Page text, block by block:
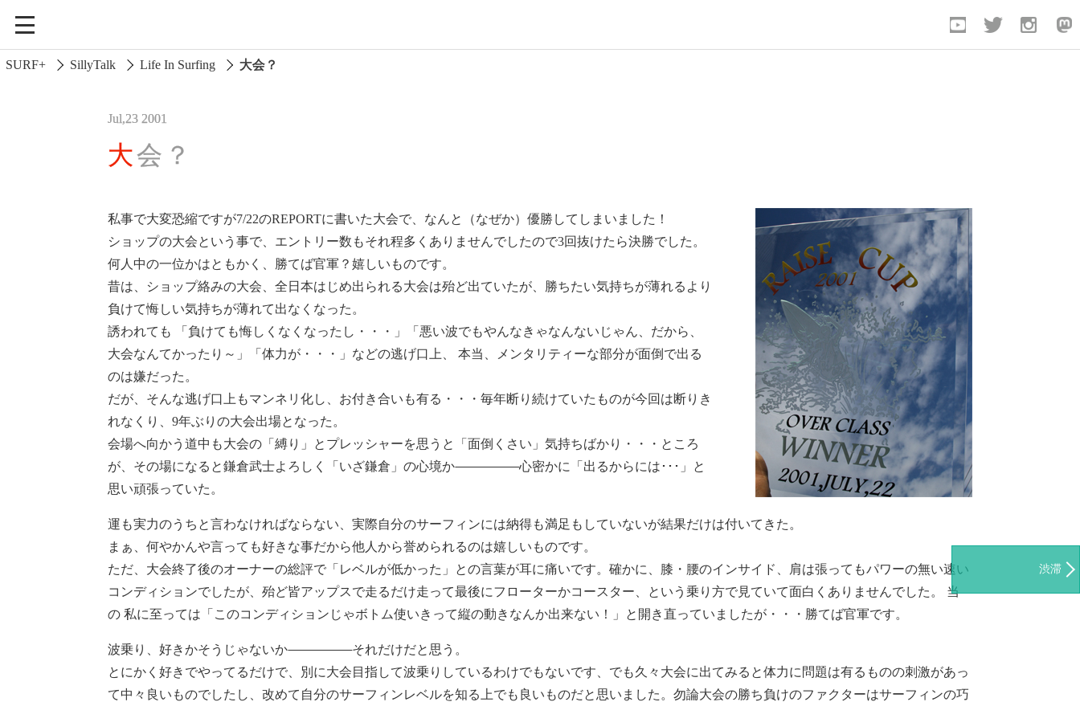
Current Affairs
Life In Surfing
SURF+ SillyTalk Life In Surfing 大会？
Jul,23 2001
大会？
私事で大変恐縮ですが7/22のREPORTに書いた大会で、なんと（なぜか）優勝してしまいました！
ショップの大会という事で、エントリー数もそれ程多くありませんでしたので3回抜けたら決勝でした。
何人中の一位かはともかく、勝てば官軍？嬉しいものです。
昔は、ショップ絡みの大会、全日本はじめ出られる大会は殆ど出ていたが、勝ちたい気持ちが薄れるより
負けて悔しい気持ちが薄れて出なくなった。
誘われても 「負けても悔しくなくなったし・・・」「悪い波でもやんなきゃなんないじゃん、だから、
大会なんてかったり～」「体力が・・・」などの逃げ口上、 本当、メンタリティーな部分が面倒で出る
のは嫌だった。
だが、そんな逃げ口上もマンネリ化し、お付き合いも有る・・・毎年断り続けていたものが今回は断りき
れなくり、9年ぶりの大会出場となった。
会場へ向かう道中も大会の「縛り」とプレッシャーを思うと「面倒くさい」気持ちばかり・・・ところ
が、その場になると鎌倉武士よろしく「いざ鎌倉」の心境か
心密かに「出るからには･･･」と
思い頑張っていた。
運も実力のうちと言わなければならない、実際自分のサーフィンには納得も満足もしていないが結果だけは付いてきた。
まぁ、何やかんや言っても好きな事だから他人から誉められるのは嬉しいものです。
ただ、大会終了後のオーナーの総評で「レベルが低かった」との言葉が耳に痛いです。確かに、膝・腰のインサイド、肩は張ってもパワーの無い速い
コンディションでしたが、殆ど皆アップスで走るだけ走って最後にフローターかコースター、という乗り方で見ていて面白くありませんでした。 当
の 私に至っては「このコンディションじゃボトム使いきって縦の動きなんか出来ない！」と開き直っていましたが・・・勝てば官軍です。
波乗り、好きかそうじゃないか
それだけだと思う。
とにかく好きでやってるだけで、別に大会目指して波乗りしているわけでもないです、でも久々大会に出てみると体力に問題は有るものの刺激があっ
て中々良いものでしたし、改めて自分のサーフィンレベルを知る上でも良いものだと思いました。勿論大会の勝ち負けのファクターはサーフィンの巧
渋滞